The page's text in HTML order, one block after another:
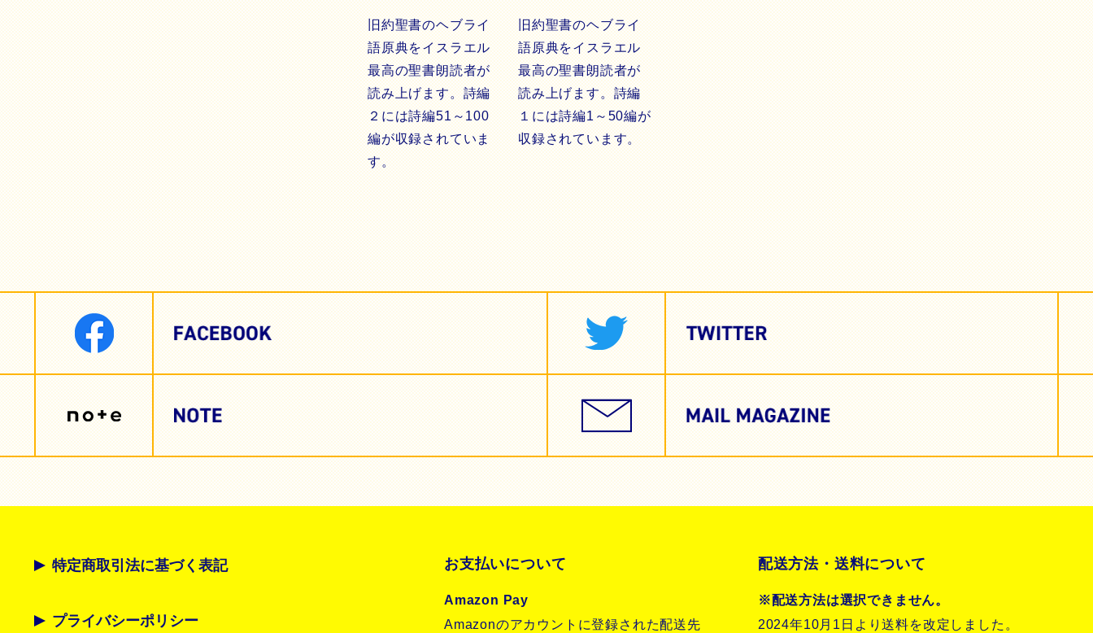
旧約聖書のヘブライ
語原典をイスラエル
最高の聖書朗読者が
読み上げます。詩編
２には詩編51～100
編が収録されていま
す。
旧約聖書のヘブライ
語原典をイスラエル
最高の聖書朗読者が
読み上げます。詩編
１には詩編1～50編が
収録されています。
特定商取引法に基づく表記
プライバシーポリシー
お支払いについて
Amazon Pay
Amazonのアカウントに登録された配送先
配送方法・送料について
※配送方法は選択できません。
2024年10月1日より送料を改定しました。